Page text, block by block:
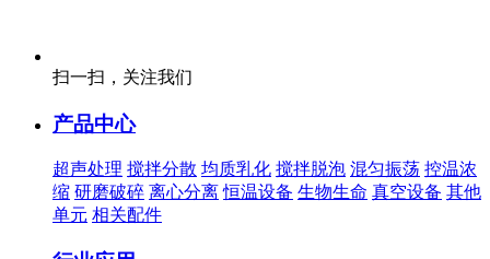
扫一扫，关注我们
产品中心
超声处理 搅拌分散 均质乳化 搅拌脱泡 混匀振荡 控温浓
缩 研磨破碎 离心分离 恒温设备 生物生命 真空设备 其他
单元 相关配件